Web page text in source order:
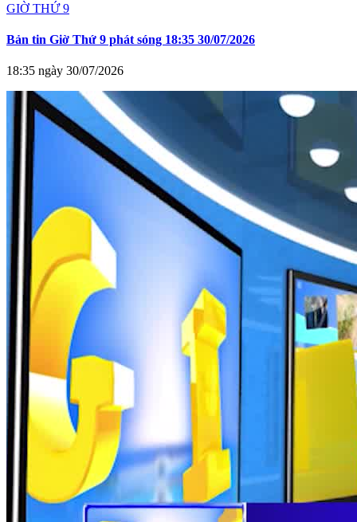
GIỜ THỨ 9
Bản tin Giờ Thứ 9 phát sóng 18:35 30/07/2026
18:35 ngày 30/07/2026